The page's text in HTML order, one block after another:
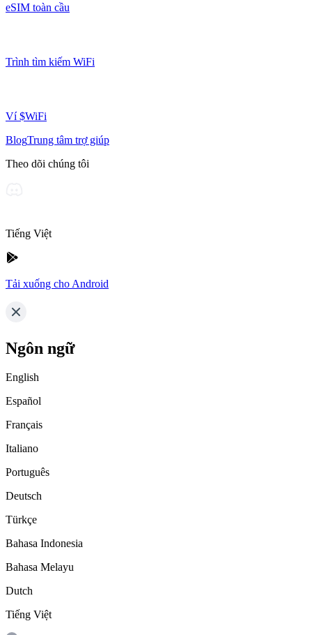
eSIM toàn cầu
Trình tìm kiếm WiFi
Ví $WiFi
BlogTrung tâm trợ giúp
Theo dõi chúng tôi
Tiếng Việt
Tải xuống cho Android
Ngôn ngữ
English
Español
Français
Italiano
Português
Deutsch
Türkçe
Bahasa Indonesia
Bahasa Melayu
Dutch
Tiếng Việt